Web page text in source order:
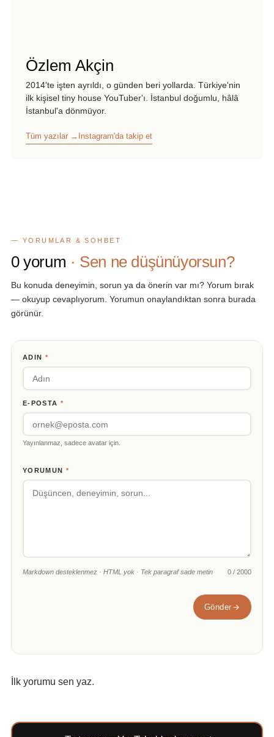
Özlem Akçin
2014'te işten ayrıldı, o günden beri yollarda. Türkiye'nin
ilk kişisel tiny house YouTuber'ı. İstanbul doğumlu, hâlâ
İstanbul'a dönmüyor.
Tüm yazılar → Instagram'da takip et
— YORUMLAR & SOHBET
0yorum · Sen ne düşünüyorsun?
Bu konuda deneyimin, sorun ya da önerin var mı? Yorum bırak
— okuyup cevaplıyorum. Yorumun onaylandıktan sonra burada
görünür.
ADIN *
E-POSTA *
Yayınlanmaz, sadece avatar için.
YORUMUN *
Markdown desteklenmez · HTML yok · Tek paragraf sade metin 0 / 2000
Gönder
İlk yorumu sen yaz.